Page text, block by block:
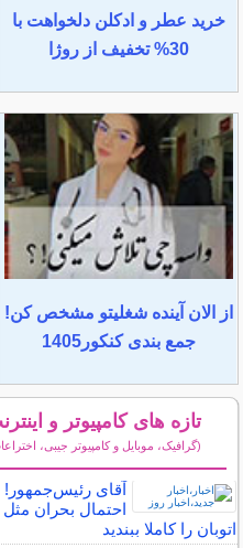
خرید عطر و ادکلن دلخواهت با
30% تخفیف از روژا
از الان آینده شغلیتو مشخص کن!
جمع بندی کنکور1405
تازه های کامپیوتر و
(گرافیک، موبایل و کامپیوتر جیبی،
آقای رئیس‌جمهور!
احتمال بحران
اتوبان را کاملا ببندید